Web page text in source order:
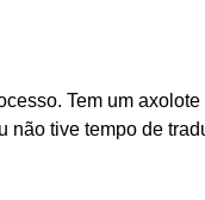
Tem um
não tive tempo de